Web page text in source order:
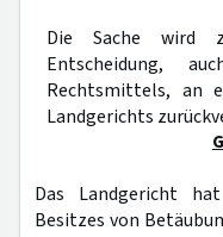
Die Sache wird
Entscheidung,
Rechtsmittels, an
Landgerichts
Das Landgericht
Besitzes von